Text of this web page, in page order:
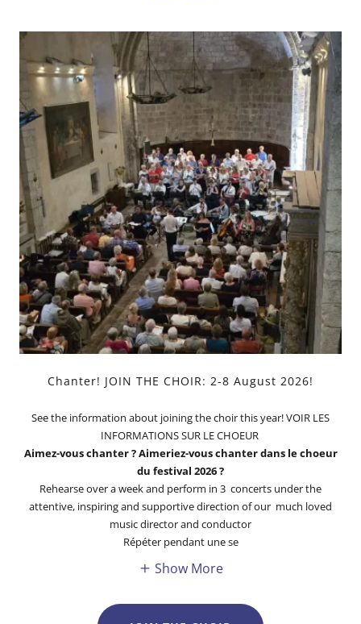
Chanter! JOIN THE CHOIR: 2-8 August 2026!
See the information about joining the choir this year! VOIR LES
INFORMATIONS SUR LE CHOEUR
Aimez-vous chanter ? Aimeriez-vous chanter dans le choeur
du festival 2026 ?
Rehearse over a week and perform in 3 concerts under the
attentive, inspiring and supportive direction of our much loved
music director and conductor
Répéter pendant une se
Show More